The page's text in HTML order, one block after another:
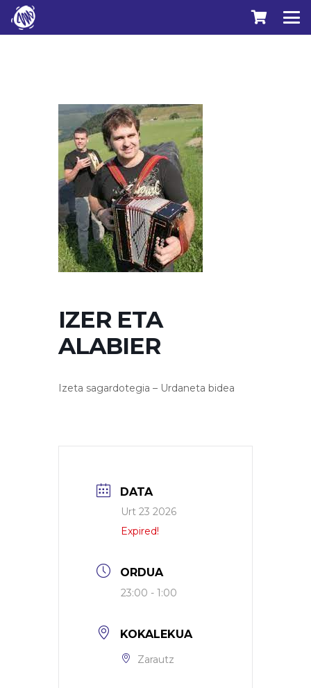
IZER ETA
ALABIER
Izeta sagardotegia – Urdaneta bidea
DATA
Urt 23 2026
Expired!
ORDUA
23:00 - 1:00
KOKALEKUA
Zarautz